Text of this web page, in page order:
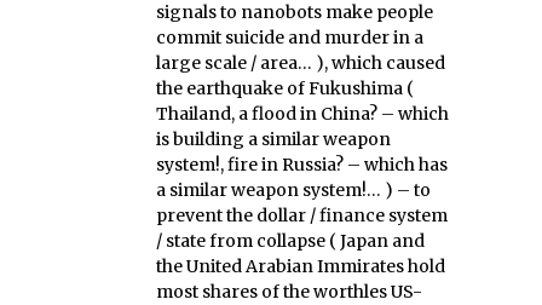
signals to nanobots make people
commit suicide and murder in a
large scale / area… ), which caused
the earthquake of Fukushima (
Thailand, a flood in China? – which
is building a similar weapon
system!, fire in Russia? – which has
a similar weapon system!… ) – to
prevent the dollar / finance system
/ state from collapse ( Japan and
the United Arabian Immirates hold
most shares of the worthles US-